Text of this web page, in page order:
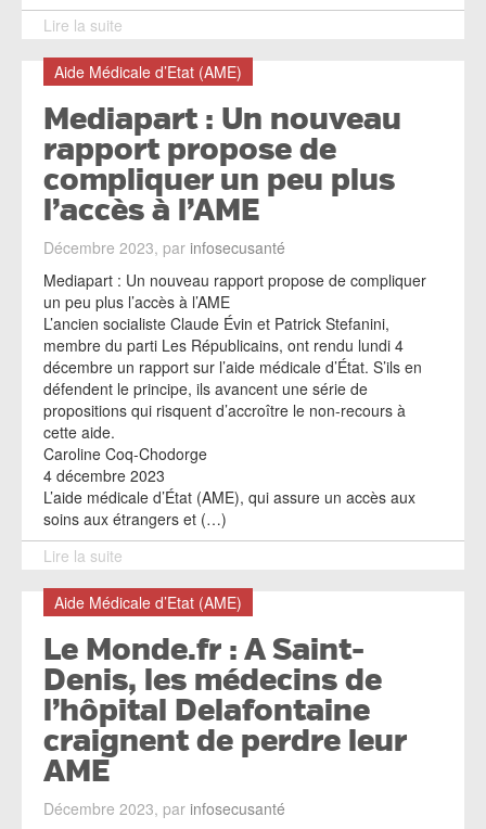
Lire la suite
Aide Médicale d’Etat (AME)
Mediapart : Un nouveau
rapport propose de
compliquer un peu plus
l’accès à l’AME
Décembre 2023, par infosecusanté
Mediapart : Un nouveau rapport propose de compliquer
un peu plus l’accès à l’AME
L’ancien socialiste Claude Évin et Patrick Stefanini,
membre du parti Les Républicains, ont rendu lundi 4
décembre un rapport sur l’aide médicale d’État. S’ils en
défendent le principe, ils avancent une série de
propositions qui risquent d’accroître le non-recours à
cette aide.
Caroline Coq-Chodorge
4 décembre 2023
L’aide médicale d’État (AME), qui assure un accès aux
soins aux étrangers et (…)
Lire la suite
Aide Médicale d’Etat (AME)
Le Monde.fr : A Saint-
Denis, les médecins de
l’hôpital Delafontaine
craignent de perdre leur
AME
Décembre 2023, par infosecusanté